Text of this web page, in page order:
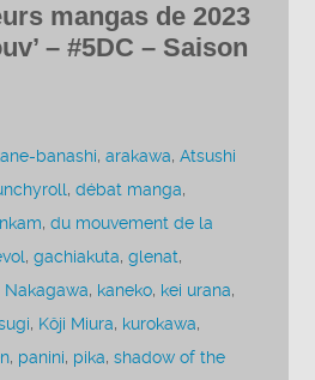
mangas de 2023
– #5DC – Saison
banashi,arakawa,Atsushi
,débat manga,
,du mouvement de la
,gachiakuta,glenat,
Nakagawa, kaneko, kei urana,
, Kôji Miura, kurokawa,
, panini, pika,shadow of the